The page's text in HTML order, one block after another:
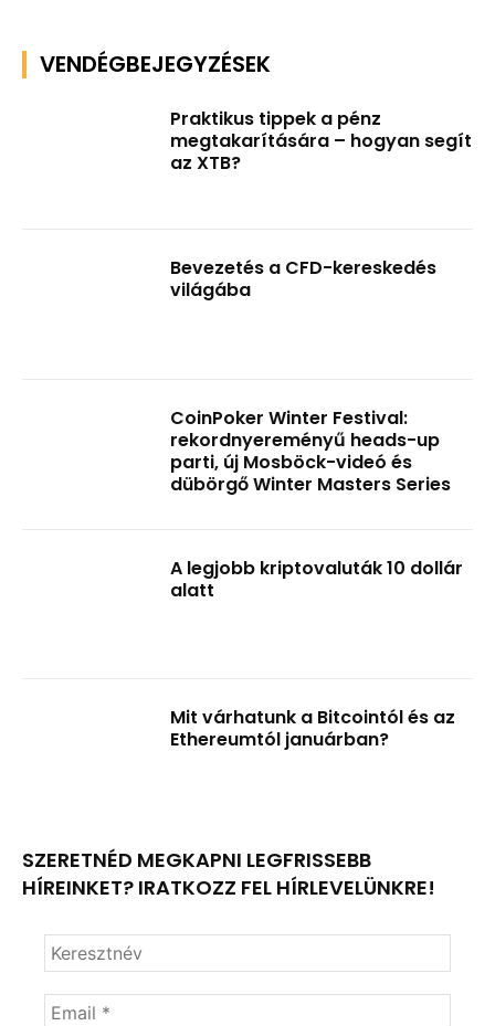
VENDÉGBEJEGYZÉSEK
Praktikus tippek a pénz
megtakarítására – hogyan segít
az XTB?
Bevezetés a CFD-kereskedés
világába
CoinPoker Winter Festival:
rekordnyereményű heads-up
parti, új Mosböck-videó és
dübörgő Winter Masters Series
A legjobb kriptovaluták 10 dollár
alatt
Mit várhatunk a Bitcointól és az
Ethereumtól januárban?
SZERETNÉD MEGKAPNI LEGFRISSEBB
HÍREINKET? IRATKOZZ FEL HÍRLEVELÜNKRE!